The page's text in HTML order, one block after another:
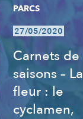
PARCS
27/05/2020
Carnets de
saisons – La
fleur : le
cyclamen,